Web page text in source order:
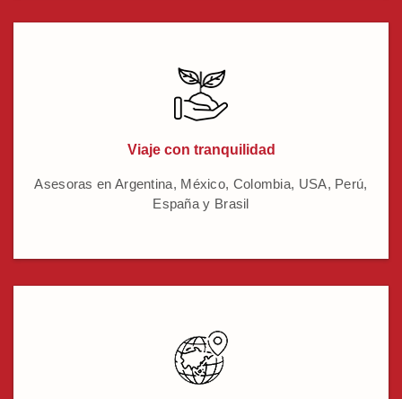
Viaje con tranquilidad
Asesoras en Argentina, México, Colombia, USA, Perú,
España y Brasil